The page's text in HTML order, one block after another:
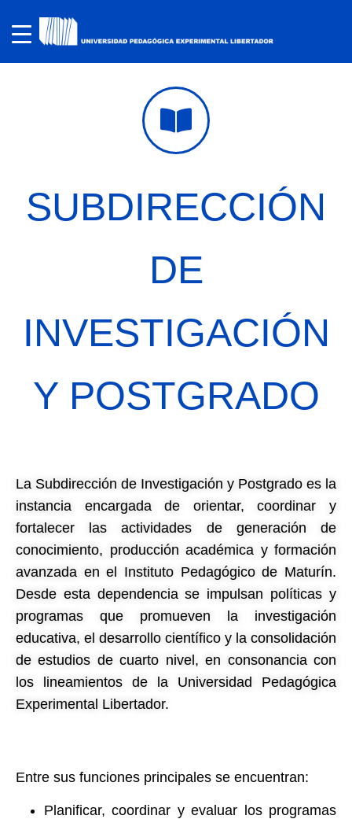
SUBDIRECCIÓN
DE
INVESTIGACIÓN
Y POSTGRADO
La Subdirección de Investigación y Postgrado es la
instancia encargada de orientar, coordinar y
fortalecer las actividades de generación de
conocimiento, producción académica y formación
avanzada en el Instituto Pedagógico de Maturín.
Desde esta dependencia se impulsan políticas y
programas que promueven la investigación
educativa, el desarrollo científico y la consolidación
de estudios de cuarto nivel, en consonancia con
los lineamientos de la Universidad Pedagógica
Experimental Libertador.
Entre sus funciones principales se encuentran:
Planificar, coordinar y evaluar los programas